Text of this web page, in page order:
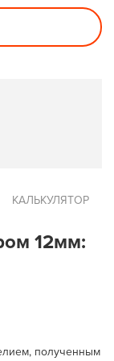
КАЛЬКУЛЯТОР
12мм:
полученным